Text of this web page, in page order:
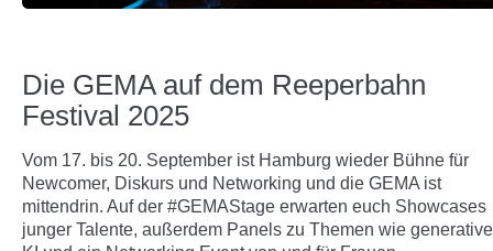
Die GEMA auf dem Reeperbahn
Festival 2025
Vom 17. bis 20. September ist Hamburg wieder Bühne für
Newcomer, Diskurs und Networking und die GEMA ist
mittendrin. Auf der #GEMAStage erwarten euch Showcases
junger Talente, außerdem Panels zu Themen wie generative